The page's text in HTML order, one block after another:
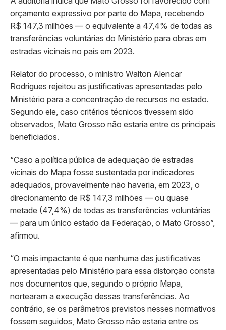
orçamento expressivo por parte do Mapa, recebendo
R$ 147,3 milhões — o equivalente a 47,4% de todas as
transferências voluntárias do Ministério para obras em
estradas vicinais no país em 2023.
Relator do processo, o ministro Walton Alencar
Rodrigues rejeitou as justificativas apresentadas pelo
Ministério para a concentração de recursos no estado.
Segundo ele, caso critérios técnicos tivessem sido
observados, Mato Grosso não estaria entre os principais
beneficiados.
“Caso a política pública de adequação de estradas
vicinais do Mapa fosse sustentada por indicadores
adequados, provavelmente não haveria, em 2023, o
direcionamento de R$ 147,3 milhões — ou quase
metade (47,4%) de todas as transferências voluntárias
— para um único estado da Federação, o Mato Grosso”,
afirmou.
“O mais impactante é que nenhuma das justificativas
apresentadas pelo Ministério para essa distorção consta
nos documentos que, segundo o próprio Mapa,
nortearam a execução dessas transferências. Ao
contrário, se os parâmetros previstos nesses normativos
fossem seguidos, Mato Grosso não estaria entre os